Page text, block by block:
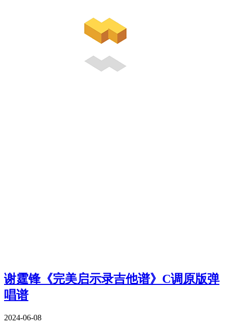
谢霆锋《完美启示录吉他谱》C调原版弹
唱谱
2024-06-08